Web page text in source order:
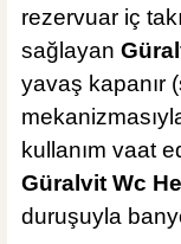
rezervuar iç
sağlayan
yavaş kapanır
kullanım vaat
Güralvit Wc
duruşuyla